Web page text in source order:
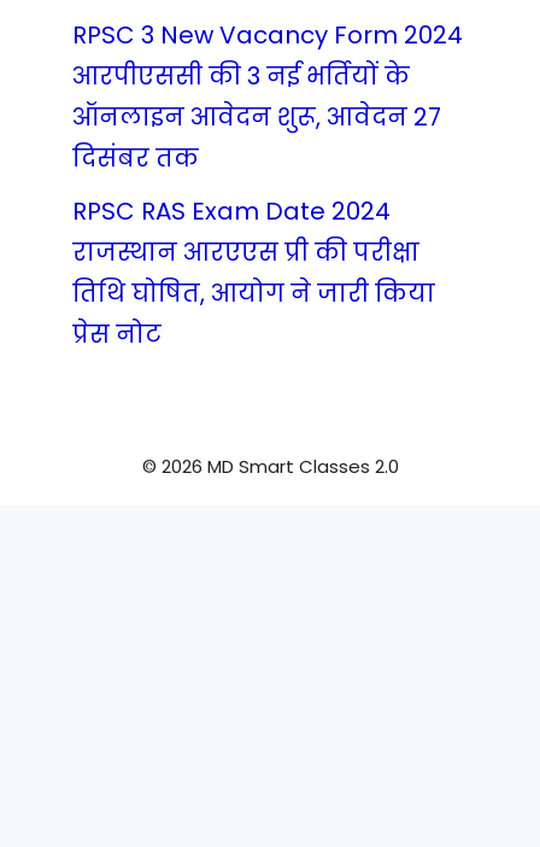
RPSC 3 New Vacancy Form 2024
आरपीएससी की 3 नई भर्तियों के
ऑनलाइन आवेदन शुरू, आवेदन 27
दिसंबर तक
RPSC RAS Exam Date 2024
राजस्थान आरएएस प्री की परीक्षा
तिथि घोषित, आयोग ने जारी किया
प्रेस नोट
© 2026 MD Smart Classes 2.0